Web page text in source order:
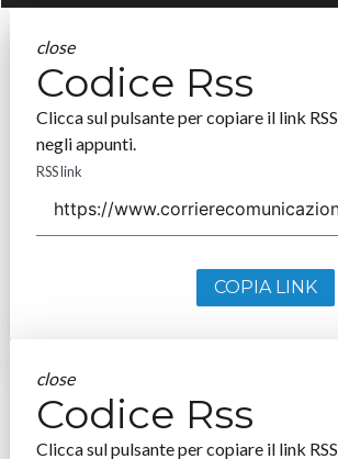
close
Codice Rss
Clicca sul pulsante per copiare il link RSS
negli appunti.
RSS link
COPIA LINK
close
Codice Rss
Clicca sul pulsante per copiare il link RSS